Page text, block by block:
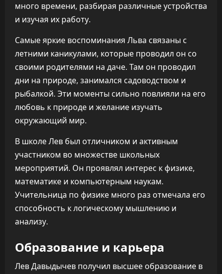
много времени, разбирая различные устройства
и изучая их работу.
Самые яркие воспоминания Льва связаны с
летними каникулами, которые проводил он со
своими родителями на даче. Там он проводил
дни на природе, занимался садоводством и
рыбалкой. Эти моменты сильно повлияли на его
любовь к природе и желание изучать
окружающий мир.
В школе Лев был отличником и активным
участником во множестве школьных
мероприятий. Он проявлял интерес к физике,
математике и компьютерным наукам.
Учительница по физике много раз отмечала его
способность к логическому мышлению и
анализу.
Образование и карьера
Лев Давыдычев получил высшее образование в